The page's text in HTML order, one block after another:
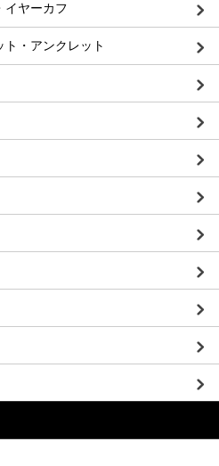
イヤーカフ
・アンクレット